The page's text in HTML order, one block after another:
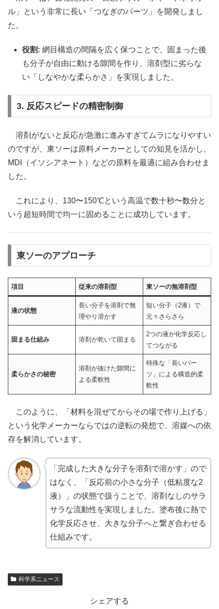
ル」という非常に長い「つなぎのパーツ」を開発しまし
た。
役割: 網目構造の間隔を広く保つことで、固まった後
も分子が自由に動ける隙間を作り、溶剤型に劣らな
い「しなやかな柔らかさ」を実現しました。
3. 反応スピードの精密制御
溶剤がないと反応が急激に進みすぎてムラになりやすい
のですが、東ソーは原料メーカーとしての知見を活かし、
MDI（イソシアネート）などの原料を最適に組み合わせま
した。
これにより、130〜150℃という高温で数十秒〜数分と
いう超短時間で均一に固めることに成功しています。
東ソーのアプローチ
項目 従来の溶剤型 東ソーの無溶剤型
液の状態
長い分子を溶剤で無
理やり溶かす
短い分子（2液）で
元々さらさら
固まる仕組み 溶剤が乾いて固まる
2つの液が化学反応し
てつながる
柔らかさの秘密
溶剤が抜けた隙間に
よる柔軟性
特殊な「長いパー
ツ」による構造的柔
軟性
このように、「材料を混ぜてからその場で作り上げる」
という化学メーカーならではの逆転の発想で、溶媒への依
存を解消しています。
「完成した大きな分子を溶剤で溶かす」ので
はなく、「反応前の小さな分子（低粘度な2
液）」の状態で扱うことで、溶剤なしのサラ
サラな流動性を実現しました。塗布後に熱で
化学反応させ、大きな分子へと繋ぎ合わせる
仕組みです。
科学系ニュース
シェアする